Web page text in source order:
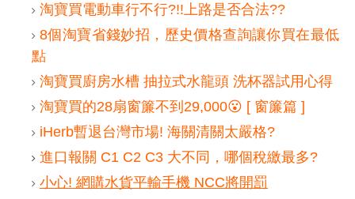
淘寶買電動車行不行?!!上路是否合法??
8個淘寶省錢妙招，歷史價格查詢讓你買在最低
點
淘寶買廚房水槽 抽拉式水龍頭 洗杯器試用心得
淘寶買的28扇窗簾不到29,000😮 [ 窗簾篇 ]
iHerb暫退台灣市場! 海關清關太嚴格?
進口報關 C1 C2 C3 大不同，哪個稅繳最多?
小心! 網購水貨平輸手機 NCC將開罰